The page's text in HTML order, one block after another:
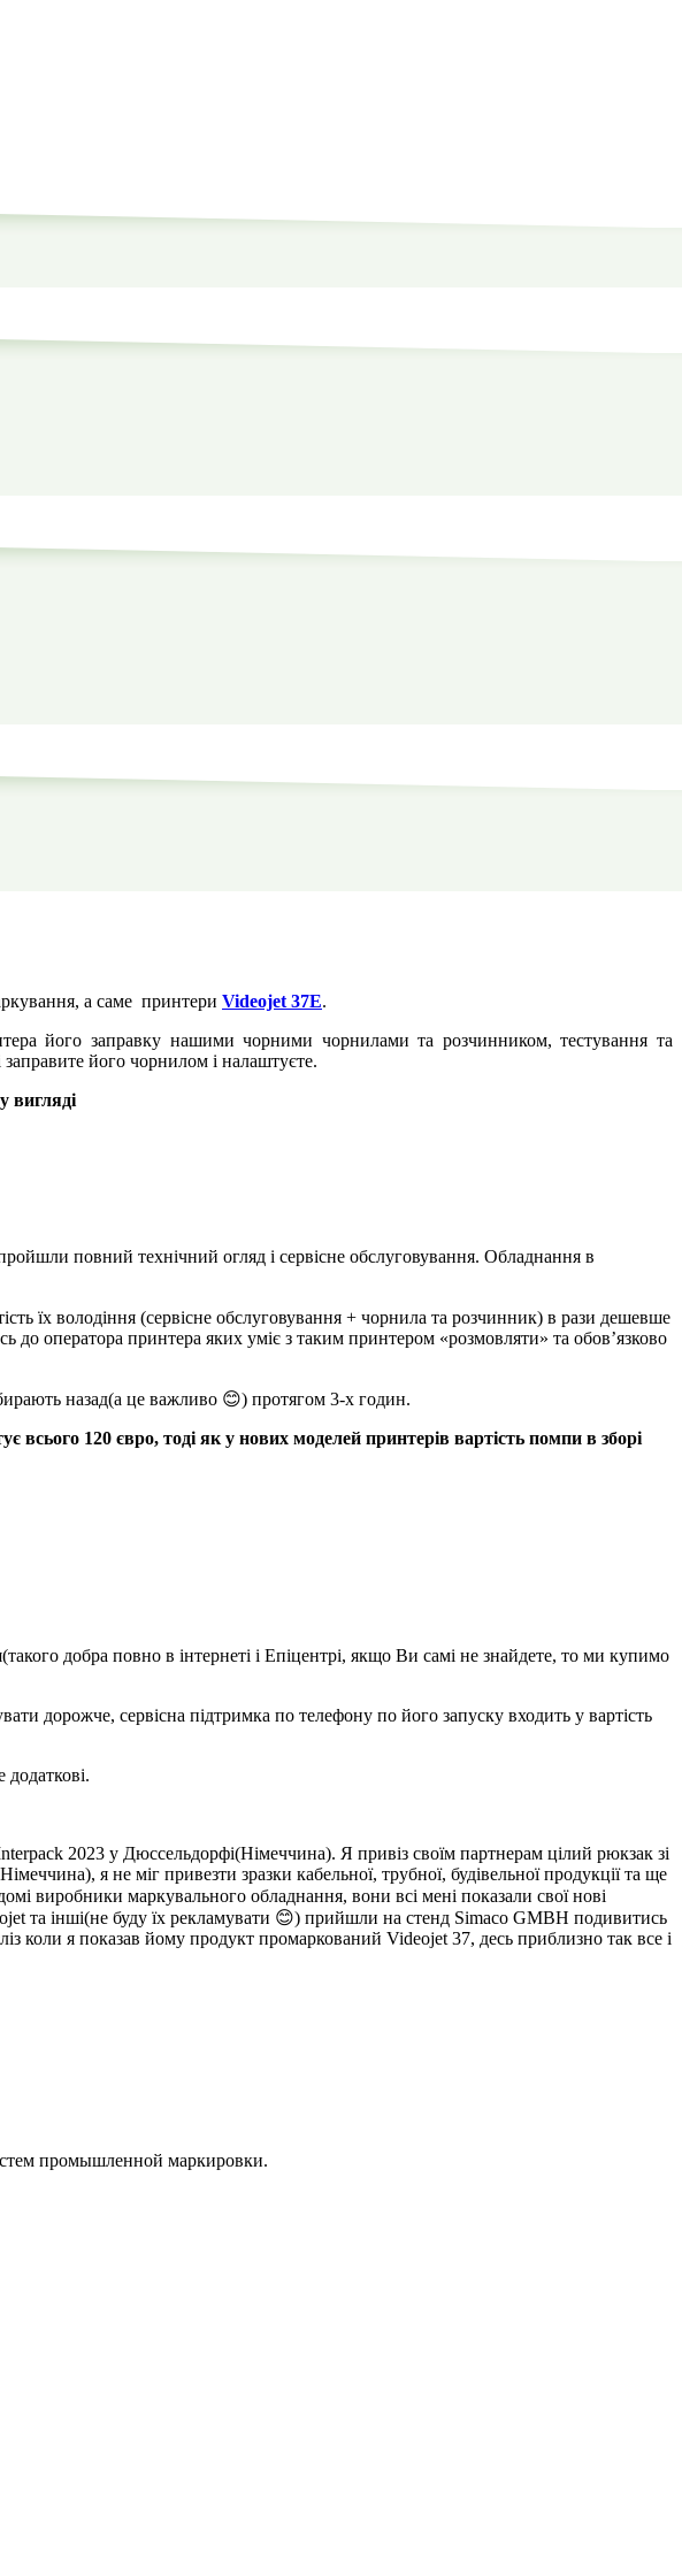
а саме принтери Videojet 37E.
його заправку нашими чорними чорнилами та розчинником, тестування та
його чорнилом і налаштуєте.
вигляді
повний технічний огляд і сервісне обслуговування. Обладнання в
їх володіння (сервісне обслуговування + чорнила та розчинник) в рази дешевше
до оператора принтера яких уміє з таким принтером «розмовляти» та обов’язково
назад(а це важливо 😊) протягом 3-х годин.
120 євро, тоді як у нових моделей принтерів вартість помпи в зборі
добра повно в інтернеті і Епіцентрі, якщо Ви самі не знайдете, то ми купимо
дорожче, сервісна підтримка по телефону по його запуску входить у вартість
2023 у Дюссельдорфі(Німеччина). Я привіз своїм партнерам цілий рюкзак зі
я не міг привезти зразки кабельної, трубної, будівельної продукції та ще
виробники маркувального обладнання, вони всі мені показали свої нові
та інші(не буду їх рекламувати 😊) прийшли на стенд Simaco GMBH подивитись
коли я показав йому продукт промаркований Videojet 37, десь приблизно так все і
промышленной маркировки.